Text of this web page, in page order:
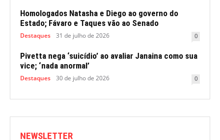
Homologados Natasha e Diego ao governo do
Estado; Fávaro e Taques vão ao Senado
Destaques 31 de julho de 2026 0
Pivetta nega ‘suicídio’ ao avaliar Janaina como sua
vice; ‘nada anormal’
Destaques 30 de julho de 2026 0
NEWSLETTER